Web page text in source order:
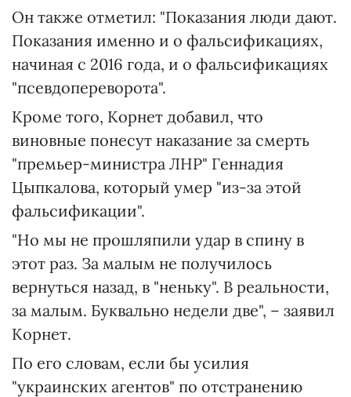
Он также отметил: "Показания люди дают.
Показания именно и о фальсификациях,
начиная с 2016 года, и о фальсификациях
"псевдопереворота".
Кроме того, Корнет добавил, что
виновные понесут наказание за смерть
"премьер-министра ЛНР" Геннадия
Цыпкалова, который умер "из-за этой
фальсификации".
"Но мы не прошляпили удар в спину в
этот раз. За малым не получилось
вернуться назад, в "неньку". В реальности,
за малым. Буквально недели две", – заявил
Корнет.
По его словам, если бы усилия
"украинских агентов" по отстранению